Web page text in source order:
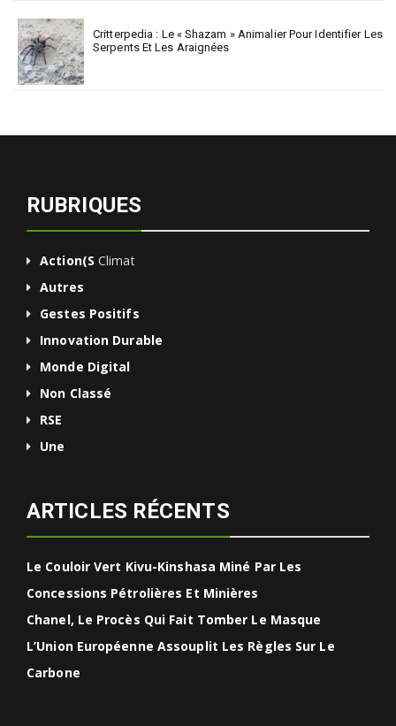
Critterpedia : Le « Shazam » Animalier Pour Identifier Les
Serpents Et Les Araignées
RUBRIQUES
Action(s Climat
Autres
Gestes Positifs
Innovation Durable
Monde Digital
Non Classé
RSE
Une
ARTICLES RÉCENTS
Le Couloir Vert Kivu-Kinshasa Miné Par Les
Concessions Pétrolières Et Minières
Chanel, Le Procès Qui Fait Tomber Le Masque
L’Union Européenne Assouplit Les Règles Sur Le
Carbone